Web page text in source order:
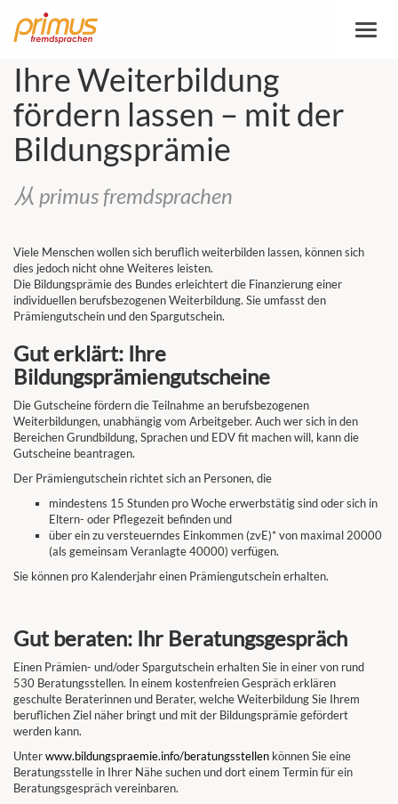
切
Ihre Weiterbildung
fördern lassen – mit der
Bildungsprämie
从 primus fremdsprachen
Viele Menschen wollen sich beruflich weiterbilden lassen, können sich
dies jedoch nicht ohne Weiteres leisten.
Die Bildungsprämie des Bundes erleichtert die Finanzierung einer
individuellen berufsbezogenen Weiterbildung. Sie umfasst den
Prämiengutschein und den Spargutschein.
Gut erklärt: Ihre
Bildungsprämiengutscheine
Die Gutscheine fördern die Teilnahme an berufsbezogenen
Weiterbildungen, unabhängig vom Arbeitgeber. Auch wer sich in den
Bereichen Grundbildung, Sprachen und EDV fit machen will, kann die
Gutscheine beantragen.
Der Prämiengutschein richtet sich an Personen, die
mindestens 15 Stunden pro Woche erwerbstätig sind oder sich in
Eltern- oder Pflegezeit befinden und
über ein zu versteuerndes Einkommen (zvE)* von maximal 20000
(als gemeinsam Veranlagte 40000) verfügen.
Sie können pro Kalenderjahr einen Prämiengutschein erhalten.
Gut beraten: Ihr Beratungsgespräch
Einen Prämien- und/oder Spargutschein erhalten Sie in einer von rund
530 Beratungsstellen. In einem kostenfreien Gespräch erklären
geschulte Beraterinnen und Berater, welche Weiterbildung Sie Ihrem
beruflichen Ziel näher bringt und mit der Bildungsprämie gefördert
werden kann.
Unterwww.bildungspraemie.info/beratungsstellen können Sie eine
Beratungsstelle in Ihrer Nähe suchen und dort einem Termin für ein
Beratungsgespräch vereinbaren.